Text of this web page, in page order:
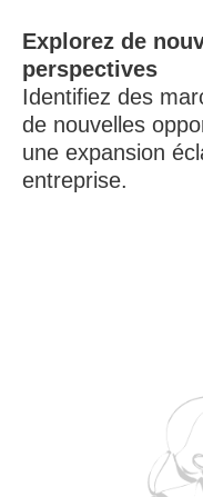
Explorez de
perspectives
Identifiez des
de nouvelles
une expansion
entreprise.